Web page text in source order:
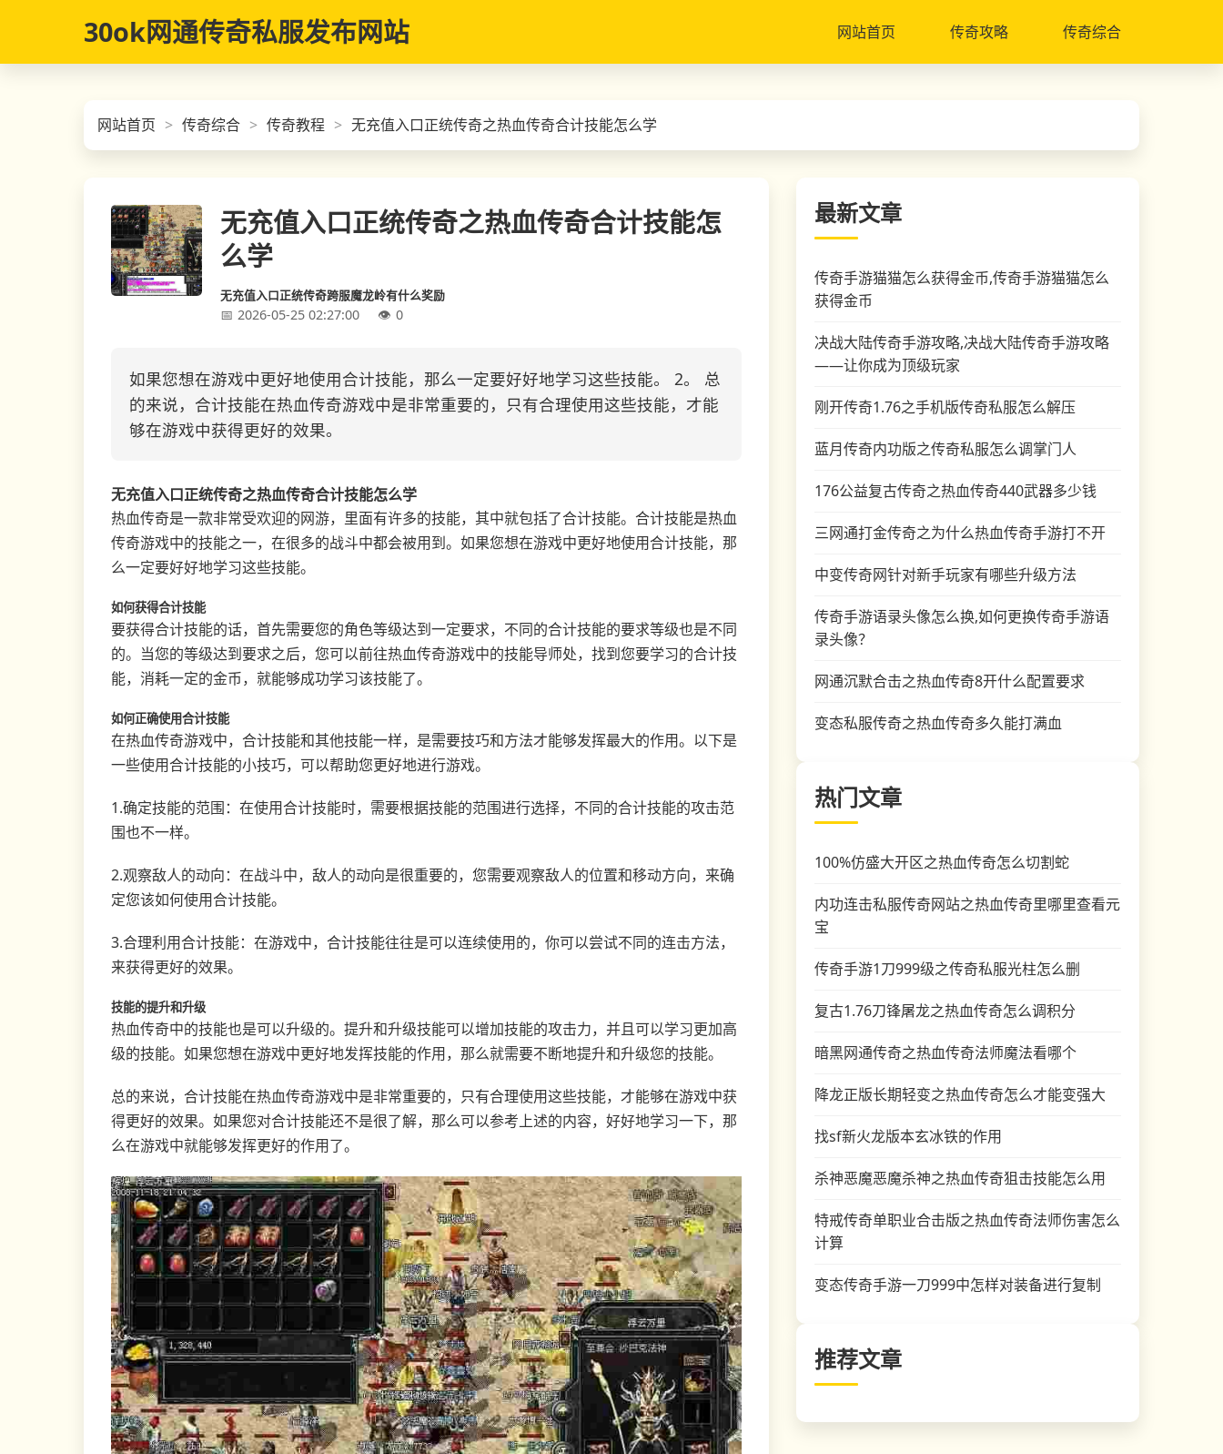
30ok网通传奇私服发布网站 网站首页 传奇攻略 传奇综合
网站首页 传奇综合 传奇教程 无充值入口正统传奇之热血传奇合计技能怎么学
无充值入口正统传奇之热血传奇合计技能怎
么学
无充值入口正统传奇跨服魔龙岭有什么奖励
2026-05-25 02:27:00 0
如果您想在游戏中更好地使用合计技能，那么一定要好好地学习这些技能。 2。 总
的来说，合计技能在热血传奇游戏中是非常重要的，只有合理使用这些技能，才能
够在游戏中获得更好的效果。
无充值入口正统传奇之热血传奇合计技能怎么学
热血传奇是一款非常受欢迎的网游，里面有许多的技能，其中就包括了合计技能。合计技能是热血
传奇游戏中的技能之一，在很多的战斗中都会被用到。如果您想在游戏中更好地使用合计技能，那
么一定要好好地学习这些技能。
如何获得合计技能
要获得合计技能的话，首先需要您的角色等级达到一定要求，不同的合计技能的要求等级也是不同
的。当您的等级达到要求之后，您可以前往热血传奇游戏中的技能导师处，找到您要学习的合计技
能，消耗一定的金币，就能够成功学习该技能了。
如何正确使用合计技能
在热血传奇游戏中，合计技能和其他技能一样，是需要技巧和方法才能够发挥最大的作用。以下是
一些使用合计技能的小技巧，可以帮助您更好地进行游戏。
1.确定技能的范围：在使用合计技能时，需要根据技能的范围进行选择，不同的合计技能的攻击范
围也不一样。
2.观察敌人的动向：在战斗中，敌人的动向是很重要的，您需要观察敌人的位置和移动方向，来确
定您该如何使用合计技能。
3.合理利用合计技能：在游戏中，合计技能往往是可以连续使用的，你可以尝试不同的连击方法，
来获得更好的效果。
技能的提升和升级
热血传奇中的技能也是可以升级的。提升和升级技能可以增加技能的攻击力，并且可以学习更加高
级的技能。如果您想在游戏中更好地发挥技能的作用，那么就需要不断地提升和升级您的技能。
总的来说，合计技能在热血传奇游戏中是非常重要的，只有合理使用这些技能，才能够在游戏中获
得更好的效果。如果您对合计技能还不是很了解，那么可以参考上述的内容，好好地学习一下，那
么在游戏中就能够发挥更好的作用了。
最新文章
传奇手游猫猫怎么获得金币,传奇手游猫猫怎么
获得金币
决战大陆传奇手游攻略,决战大陆传奇手游攻略
——让你成为顶级玩家
刚开传奇1.76之手机版传奇私服怎么解压
蓝月传奇内功版之传奇私服怎么调掌门人
176公益复古传奇之热血传奇440武器多少钱
三网通打金传奇之为什么热血传奇手游打不开
中变传奇网针对新手玩家有哪些升级方法
传奇手游语录头像怎么换,如何更换传奇手游语
录头像？
网通沉默合击之热血传奇8开什么配置要求
变态私服传奇之热血传奇多久能打满血
热门文章
100%仿盛大开区之热血传奇怎么切割蛇
内功连击私服传奇网站之热血传奇里哪里查看元
宝
传奇手游1刀999级之传奇私服光柱怎么删
复古1.76刀锋屠龙之热血传奇怎么调积分
暗黑网通传奇之热血传奇法师魔法看哪个
降龙正版长期轻变之热血传奇怎么才能变强大
找sf新火龙版本玄冰铁的作用
杀神恶魔恶魔杀神之热血传奇狙击技能怎么用
特戒传奇单职业合击版之热血传奇法师伤害怎么
计算
变态传奇手游一刀999中怎样对装备进行复制
推荐文章